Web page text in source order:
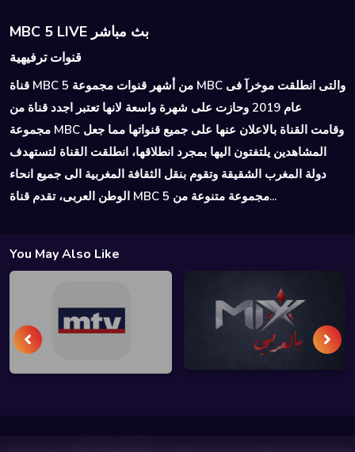
MBC 5 LIVE بث مباشر
قنوات ترفيهية
قناة MBC 5 من أشهر قنوات مجموعة MBC والتى انطلقت موخرآ فى
عام 2019 وحازت على شهرة واسعة لانها تعتبر اجدد قناة من
مجموعة MBC وقامت القناة بالاعلان عنها على جميع قنواتها مما جعل
المشاهدين يلتفتون اليها بمجرد انطلاقها، انطلقت القناة لتستهدف
دولة المغرب الشقيقة وتقوم بنقل الثقافة المغربية الى جميع انحاء
الوطن العربى، تقدم قناة MBC 5 مجموعة متنوعة من...
You May Also Like